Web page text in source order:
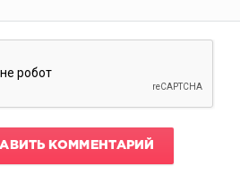
КОММЕНТАРИЙ